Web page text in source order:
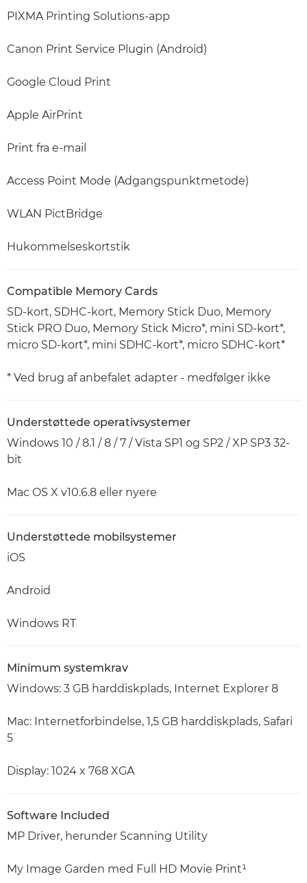
PIXMA Printing Solutions-app
Canon Print Service Plugin (Android)
Google Cloud Print
Apple AirPrint
Print fra e-mail
Access Point Mode (Adgangspunktmetode)
WLAN PictBridge
Hukommelseskortstik
Compatible Memory Cards
SD-kort, SDHC-kort, Memory Stick Duo, Memory
Stick PRO Duo, Memory Stick Micro*, mini SD-kort*,
micro SD-kort*, mini SDHC-kort*, micro SDHC-kort*
* Ved brug af anbefalet adapter - medfølger ikke
Understøttede operativsystemer
Windows 10 / 8.1 / 8 / 7 / Vista SP1 og SP2 / XP SP3 32-
bit
Mac OS X v10.6.8 eller nyere
Understøttede mobilsystemer
iOS
Android
Windows RT
Minimum systemkrav
Windows: 3 GB harddiskplads, Internet Explorer 8
Mac: Internetforbindelse, 1,5 GB harddiskplads, Safari
5
Display: 1024 x 768 XGA
Software Included
MP Driver, herunder Scanning Utility
My Image Garden med Full HD Movie Print¹